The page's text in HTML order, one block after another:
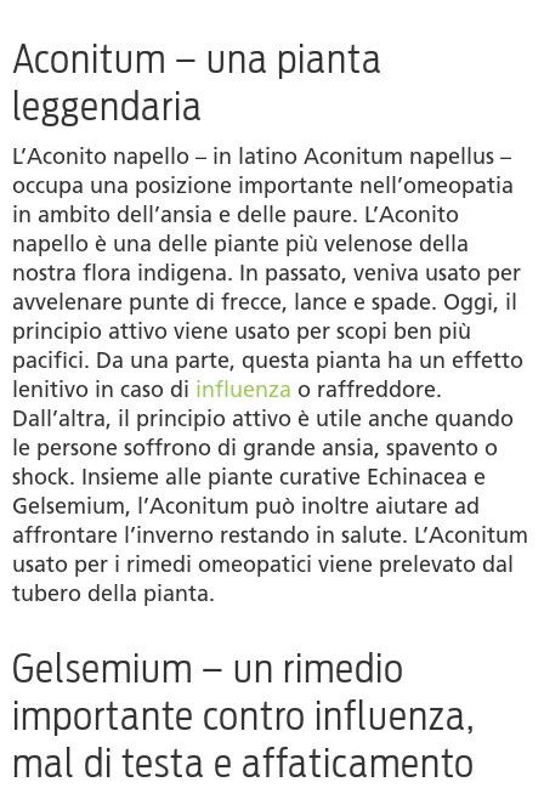
Aconitum – una pianta
leggendaria
L’Aconito napello – in latino Aconitum napellus –
occupa una posizione importante nell’omeopatia
in ambito dell’ansia e delle paure. L’Aconito
napello è una delle piante più velenose della
nostra flora indigena. In passato, veniva usato per
avvelenare punte di frecce, lance e spade. Oggi, il
principio attivo viene usato per scopi ben più
pacifici. Da una parte, questa pianta ha un effetto
lenitivo in caso di influenza o raffreddore.
Dall’altra, il principio attivo è utile anche quando
le persone soffrono di grande ansia, spavento o
shock. Insieme alle piante curative Echinacea e
Gelsemium, l’Aconitum può inoltre aiutare ad
affrontare l’inverno restando in salute. L’Aconitum
usato per i rimedi omeopatici viene prelevato dal
tubero della pianta.
Gelsemium – un rimedio
importante contro influenza,
mal di testa e affaticamento